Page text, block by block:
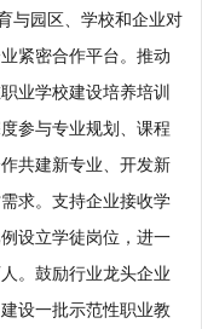
园区、学校和企业对
紧密合作平台。推动
业学校建设培养培训
参与专业规划、课程
共建新专业、开发新
求。支持企业接收学
设立学徒岗位，进一
。鼓励行业龙头企业
设一批示范性职业教